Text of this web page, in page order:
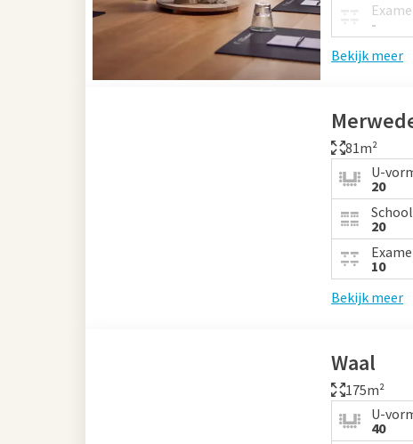
-
Bekijk meer
81m²
U-
20
School
20
10
Bekijk meer
Waal
175m²
U-
40